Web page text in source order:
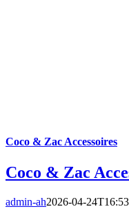
Coco & Zac Accessoires
Coco & Zac
admin-ah2026-04-